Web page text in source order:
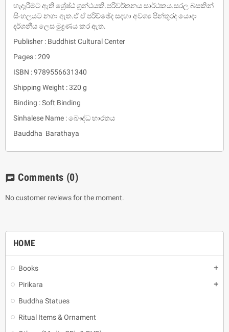
HOME
Books add
Pirikara add
Buddha Statues
Ritual Items & Ornament
හැදෑරීමට ඇති ශ්‍රේෂ්ඨ ග්‍රන්ථයකි.පරිවර්තනය සාර්ථකය.සරල බසකින්
සිංහලයට නගා ඇත.ඒ ඒ පරිච්ඡේද සදහා අවශ්‍ය පින්තූරද යොදා
දර්ශනීය ලෙස මුද්‍රණය කර ඇත.
Publisher : Buddhist Cultural Center
Pages : 209
ISBN : 9789556631340
Shipping Weight : 320 g
Binding : Soft Binding
Sinhalese Name : බෞද්ධ භාරතය
Bauddha Barathaya
chat Comments (0)
No customer reviews for the moment.